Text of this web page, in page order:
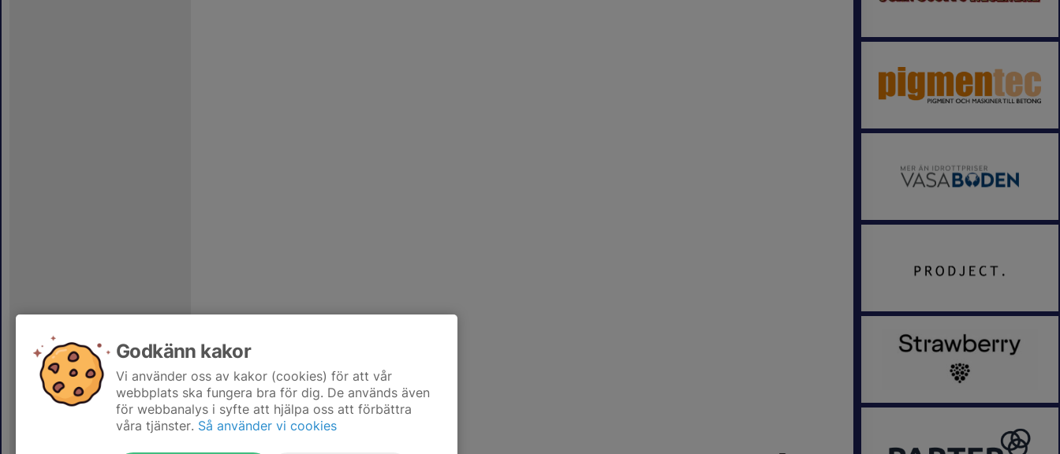
Godkänn kakor
Vi använder oss av kakor (cookies) för att vår
webbplats ska fungera bra för dig. De används även
för webbanalys i syfte att hjälpa oss att förbättra
våra tjänster. Så använder vi cookies